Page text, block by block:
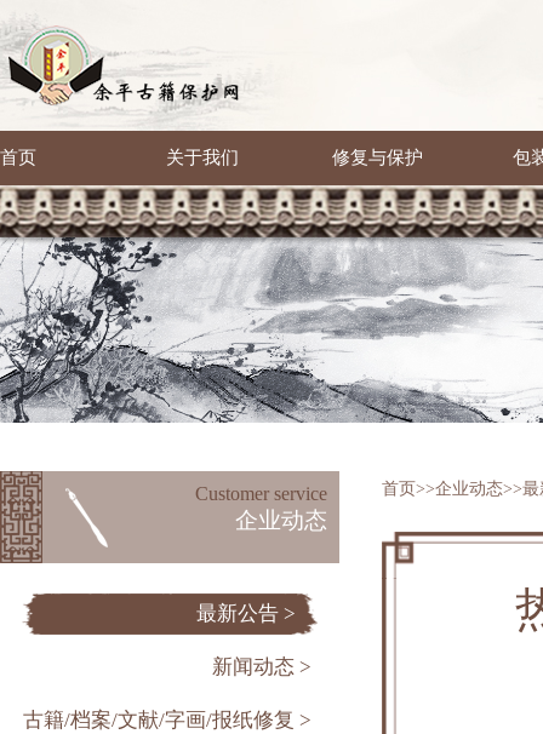
首页 关于我们 修复与保护 包
Customer service
企业动态
最新公告 >
新闻动态 >
古籍/档案/文献/字画/报纸修复 >
首页>>企业动态>>最